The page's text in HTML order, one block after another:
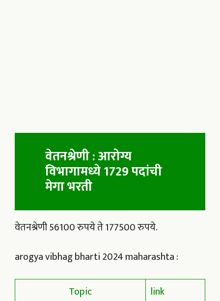
वेतनश्रेणी : आरोग्य
विभागामध्ये 1729 पदांची
मेगा भरती
वेतनश्रेणी 56100 रुपये ते 177500 रुपये.
arogya vibhag bharti 2024 maharashta :
Topic
link